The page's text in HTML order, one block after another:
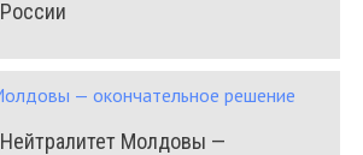
России
Нейтралитет Молдовы —